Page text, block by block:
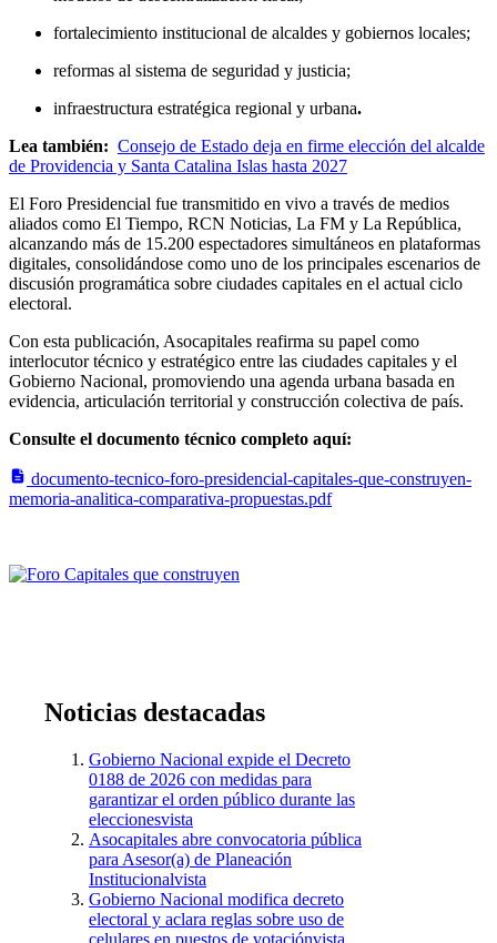
fortalecimiento institucional de alcaldes y gobiernos locales;
reformas al sistema de seguridad y justicia;
infraestructura estratégica regional y urbana.
Lea también: Consejo de Estado deja en firme elección del alcalde
de Providencia y Santa Catalina Islas hasta 2027
El Foro Presidencial fue transmitido en vivo a través de medios
aliados como El Tiempo, RCN Noticias, La FM y La República,
alcanzando más de 15.200 espectadores simultáneos en plataformas
digitales, consolidándose como uno de los principales escenarios de
discusión programática sobre ciudades capitales en el actual ciclo
electoral.
Con esta publicación, Asocapitales reafirma su papel como
interlocutor técnico y estratégico entre las ciudades capitales y el
Gobierno Nacional, promoviendo una agenda urbana basada en
evidencia, articulación territorial y construcción colectiva de país.
Consulte el documento técnico completo aquí:
documento-tecnico-foro-presidencial-capitales-que-construyen-
memoria-analitica-comparativa-propuestas.pdf
Noticias destacadas
Gobierno Nacional expide el Decreto
0188 de 2026 con medidas para
garantizar el orden público durante las
eleccionesvista
Asocapitales abre convocatoria pública
para Asesor(a) de Planeación
Institucionalvista
Gobierno Nacional modifica decreto
electoral y aclara reglas sobre uso de